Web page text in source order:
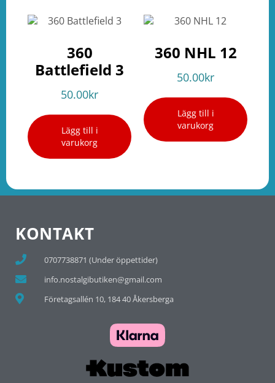
360
Battlefield 3
50.00kr
Lägg till i
varukorg
360 NHL 12
50.00kr
Lägg till i
varukorg
KONTAKT
0707738871 (Under öppettider)
info.nostalgibutiken@gmail.com
Företagsallén 10, 184 40 Åkersberga